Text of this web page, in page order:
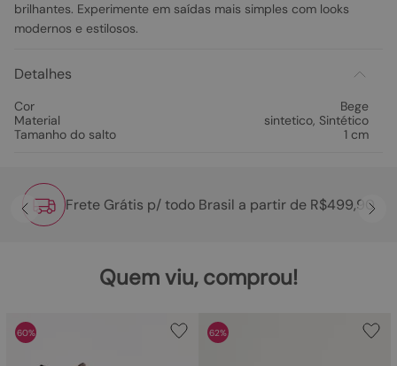
brilhantes. Experimente em saídas mais simples com looks
modernos e estilosos.
Detalhes
Cor
Bege
Material
sintetico, Sintético
Tamanho do salto
1 cm
Frete Grátis p/ todo Brasil a partir de R$499,90
Quem viu, comprou!
60% 62%